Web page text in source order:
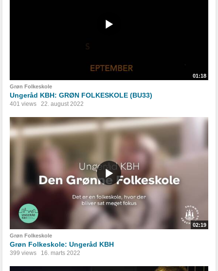
01:18
Grøn Folkeskole
Ungeråd KBH: GRØN FOLKESKOLE (BU33)
401 views 22. august 2022
02:19
Grøn Folkeskole
Grøn Folkeskole: Ungeråd KBH
399 views 16. marts 2022